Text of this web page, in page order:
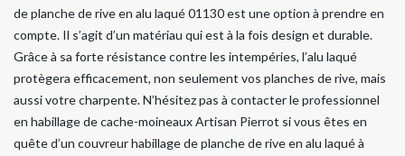
de planche de rive en alu laqué 01130 est une option à prendre en
compte. Il s’agit d’un matériau qui est à la fois design et durable.
Grâce à sa forte résistance contre les intempéries, l’alu laqué
protègera efficacement, non seulement vos planches de rive, mais
aussi votre charpente. N’hésitez pas à contacter le professionnel
en habillage de cache-moineaux Artisan Pierrot si vous êtes en
quête d’un couvreur habillage de planche de rive en alu laqué à